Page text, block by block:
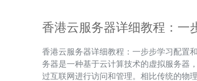
香港云服务器详细教程：一
香港云服务器详细教程：一步步学习配置和使
务器是一种基于云计算技术的虚拟服务器
过互联网进行访问和管理。相比传统的物